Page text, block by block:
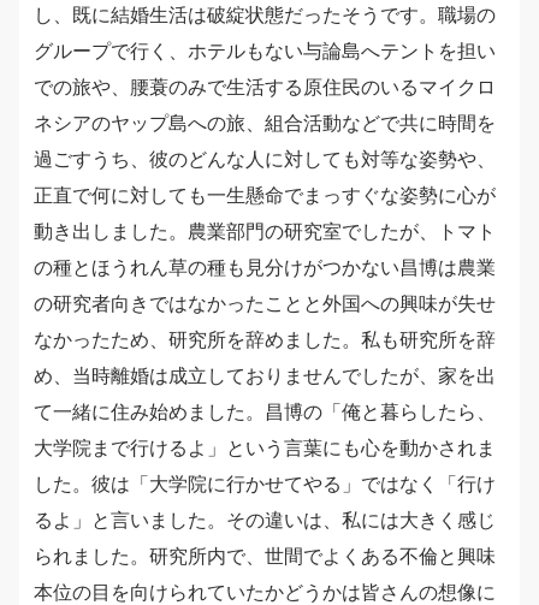
し、既に結婚生活は破綻状態だったそうです。職場の
グループで行く、ホテルもない与論島へテントを担い
での旅や、腰蓑のみで生活する原住民のいるマイクロ
ネシアのヤップ島への旅、組合活動などで共に時間を
過ごすうち、彼のどんな人に対しても対等な姿勢や、
正直で何に対しても一生懸命でまっすぐな姿勢に心が
動き出しました。農業部門の研究室でしたが、トマト
の種とほうれん草の種も見分けがつかない昌博は農業
の研究者向きではなかったことと外国への興味が失せ
なかったため、研究所を辞めました。私も研究所を辞
め、当時離婚は成立しておりませんでしたが、家を出
て一緒に住み始めました。昌博の「俺と暮らしたら、
大学院まで行けるよ」という言葉にも心を動かされま
した。彼は「大学院に行かせてやる」ではなく「行け
るよ」と言いました。その違いは、私には大きく感じ
られました。研究所内で、世間でよくある不倫と興味
本位の目を向けられていたかどうかは皆さんの想像に